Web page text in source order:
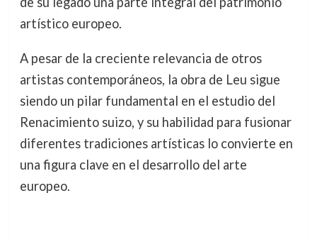
artístico europeo.
A pesar de la creciente relevancia de otros
artistas contemporáneos, la obra de Leu sigue
siendo un pilar fundamental en el estudio del
Renacimiento suizo, y su habilidad para fusionar
diferentes tradiciones artísticas lo convierte en
una figura clave en el desarrollo del arte
europeo.